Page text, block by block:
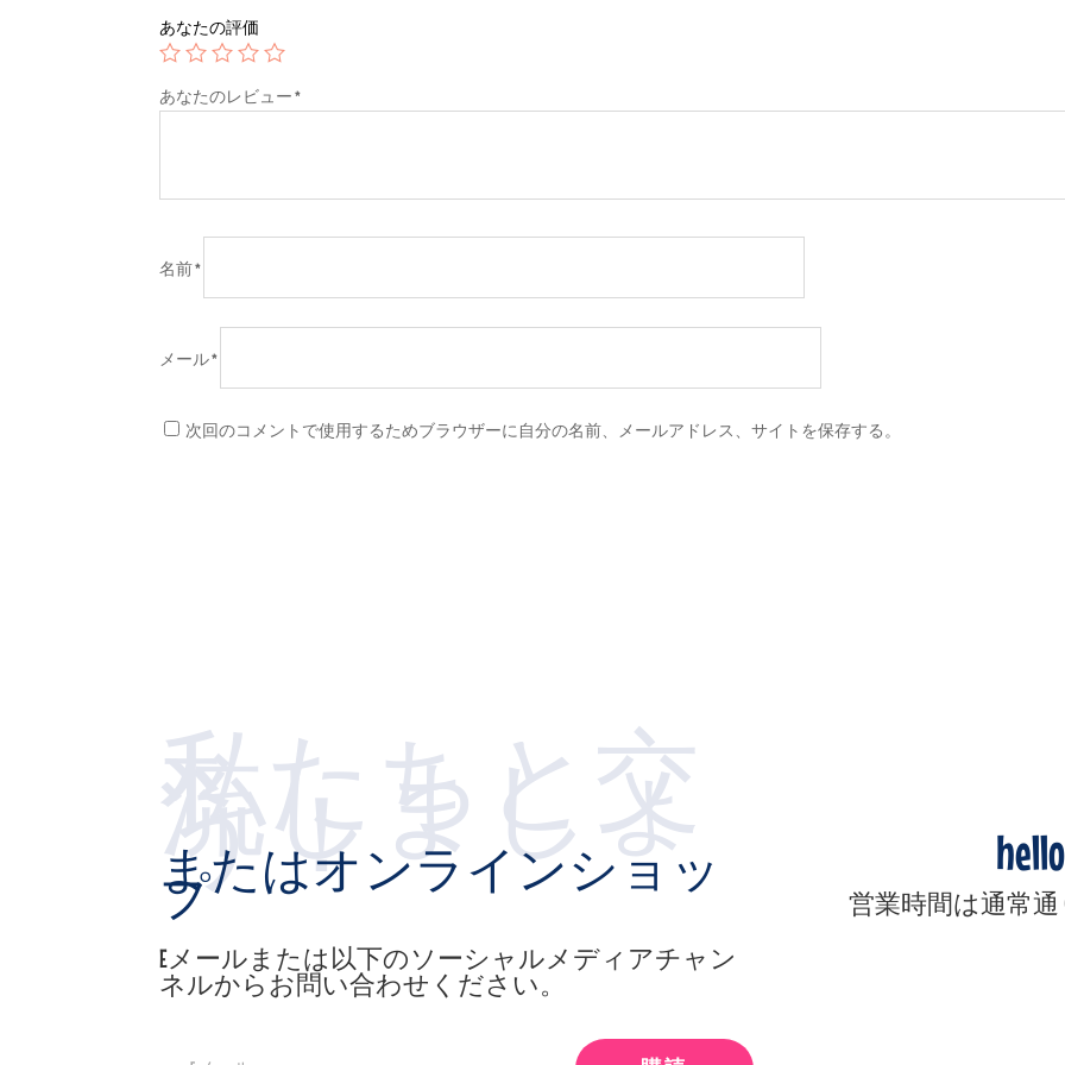
あなたの評価
あなたのレビュー*
名前*
メール*
次回のコメントで使用するためブラウザーに自分の名前、メールアドレス、サイトを保存する。
私たちと交
流しましょ
う！
またはオンラインショッ
プ
Eメールまたは以下のソーシャルメディアチャン
ネルからお問い合わせください。
営業時間は通常